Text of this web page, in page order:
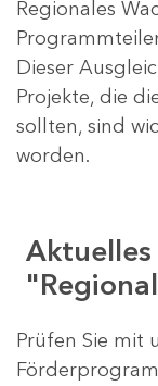
Regionales
Dieser
Projekte, die
sollten, sind
worden.
Aktuelles
Prüfen Sie mit